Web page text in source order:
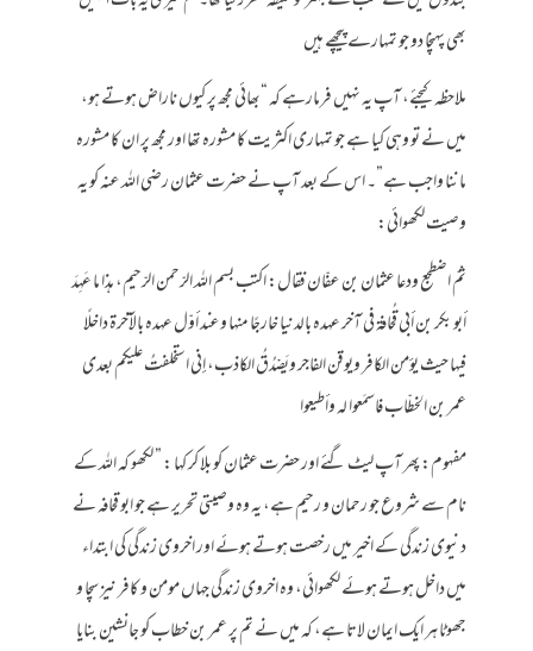
بھی پہنچا دو جو تمہارے پیچھے ہیں
ملاحظہ کیجئے، آپ یہ نہیں فرمارہے کہ “بھائی مجھ پر کیوں ناراض ہوتے ہو،
میں نے تو وہی کیا ہے جو تمہاری اکثریت کا مشورہ تھا اور مجھ پر ان کا مشورہ
ماننا واجب ہے”۔ اس کے بعد آپ نے حضرت عثمان رضی اللہ عنہ کو یہ
وصیت لکھوائی:
ثمّ اضطجع ودعا عثمان بن عفّان فقال: اكتب بسم الله الرّحمن الرّحيم، هذا ما عَهِدَ
أبو بكر بن أبي قُحافة في آخر عهده بالدنيا خارجًا منها وعند أوّل عهده بالآخرة داخلًا
فيها حيث يؤمن الكافر ويوقن الفاجر ويَصْدُقُ الكاذب، إنى استخلفتُ عليكم بعدى
عمر بن الخطّاب فاسمَعوا له وأطيعوا
مفہوم: پھر آپ لیٹ گئے اور حضرت عثمان کو بلا کر کہا : ” لکھو کہ اللہ کے
نام سے شروع جو رحمان و رحیم ہے، یہ وہ وصیتی تحریر ہے جو ابو قحافہ نے
دنیوی زندگی کے اخیر میں رخصت ہوتے ہوئے اور اخروی زندگی کی ابتداء
میں داخل ہوتے ہوئے لکھوائی، وہ اخروی زندگی جہاں مومن و کافر نیز سچا و
جھوٹا ہر ایک ایمان لاتا ہے، کہ میں نے تم پر عمر بن خطاب کو جانشین بنایا